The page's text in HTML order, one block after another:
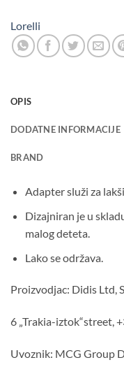
Lorelli
OPIS
DODATNE INFORMACIJE
BRAND
Adapter služi za
Dizajniran je u
malog deteta.
Lako se održava.
Proizvodjac: Didis Ltd,
6 „Trakia-iztok“street,
Uvoznik: MCG Group